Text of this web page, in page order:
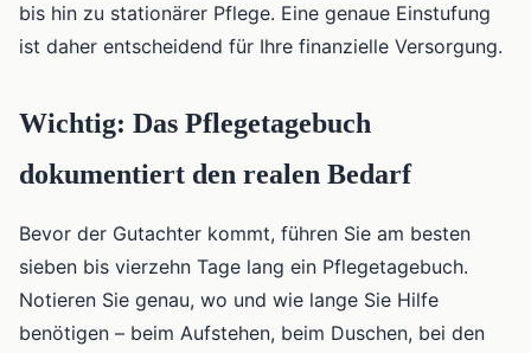
bis hin zu stationärer Pflege. Eine genaue Einstufung
ist daher entscheidend für Ihre finanzielle Versorgung.
Wichtig: Das Pflegetagebuch
dokumentiert den realen Bedarf
Bevor der Gutachter kommt, führen Sie am besten
sieben bis vierzehn Tage lang ein Pflegetagebuch.
Notieren Sie genau, wo und wie lange Sie Hilfe
benötigen – beim Aufstehen, beim Duschen, bei den